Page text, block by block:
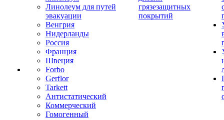
Линолеум для путей
эвакуации
Венгрия
Нидерланды
Россия
Франция
Швеция
Forbo
Gerflor
Tarkett
Антистатический
Коммерческий
Гомогенный
грязезащитных
покрытий